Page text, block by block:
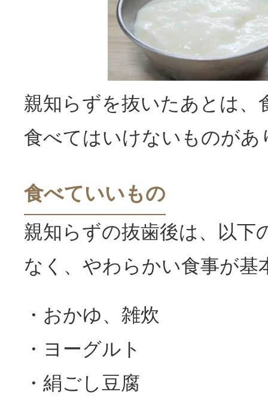
親知らずを抜いたあとは、
食べてはいけないものがあ
食べていいもの
親知らずの抜歯後は、以下
なく、やわらかい食事が基
・おかゆ、雑炊
・ヨーグルト
・絹ごし豆腐